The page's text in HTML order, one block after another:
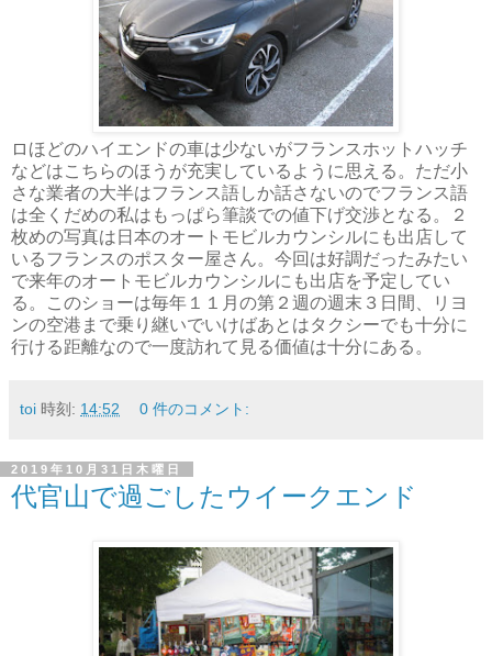
ロほどのハイエンドの車は少ないがフランスホットハッチ
などはこちらのほうが充実しているように思える。ただ小
さな業者の大半はフランス語しか話さないのでフランス語
は全くだめの私はもっぱら筆談での値下げ交渉となる。２
枚めの写真は日本のオートモビルカウンシルにも出店して
いるフランスのポスター屋さん。今回は好調だったみたい
で来年のオートモビルカウンシルにも出店を予定してい
る。このショーは毎年１１月の第２週の週末３日間、リヨ
ンの空港まで乗り継いでいけばあとはタクシーでも十分に
行ける距離なので一度訪れて見る価値は十分にある。
toi 時刻: 14:52 0 件のコメント:
2019年10月31日木曜日
代官山で過ごしたウイークエンド